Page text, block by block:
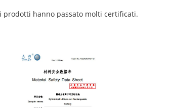
prodotti hanno passato molti certificati.